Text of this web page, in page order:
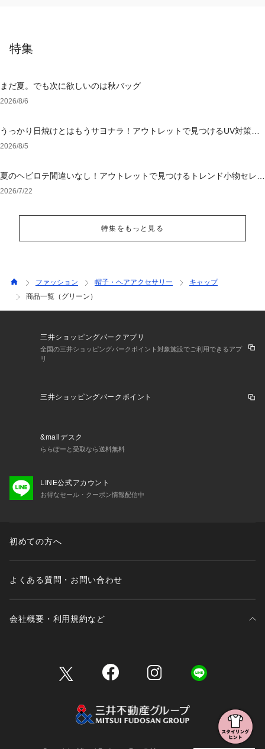
特集
まだ夏。でも次に欲しいのは秋バッグ
2026/8/6
うっかり日焼けとはもうサヨナラ！アウトレットで見つけるUV対策ウ
ェア
2026/8/5
夏のヘビロテ間違いなし！アウトレットで見つけるトレンド小物セレク
ション
2026/7/22
特集をもっと見る
ファッション 帽子・ヘアアクセサリー
キャップ
商品一覧（グリーン）
三井ショッピングパークアプリ
全国の三井ショッピングパークポイント対象施設でご利用できるアプ
リ
三井ショッピングパークポイント
&mallデスク
ららぽーと受取なら送料無料
LINE公式アカウント
お得なセール・クーポン情報配信中
初めての方へ
よくある質問・お問い合わせ
会社概要・利用規約など